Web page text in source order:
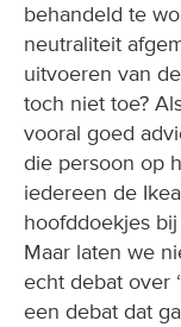
behandeld te
neutraliteit
uitvoeren van
toch niet toe?
vooral goed
die persoon op
iedereen de
hoofddoekjes
Maar laten we
echt debat over
een debat dat